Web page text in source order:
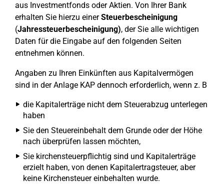
aus Investmentfonds oder Aktien. Von Ihrer Bank
erhalten Sie hierzu einerSteuerbescheinigung
(Jahressteuerbescheinigung), der Sie alle wichtigen
Daten für die Eingabe auf den folgenden Seiten
entnehmen können.
Angaben zu Ihren Einkünften aus Kapitalvermögen
sind in der Anlage KAP dennoch erforderlich, wenn z. B
die Kapitalerträge nicht dem Steuerabzug unterlegen
haben
Sie den Steuereinbehalt dem Grunde oder der Höhe
nach überprüfen lassen möchten,
Sie kirchensteuerpflichtig sind und Kapitalerträge
erzielt haben, von denen Kapitalertragsteuer, aber
keine Kirchensteuer einbehalten wurde.